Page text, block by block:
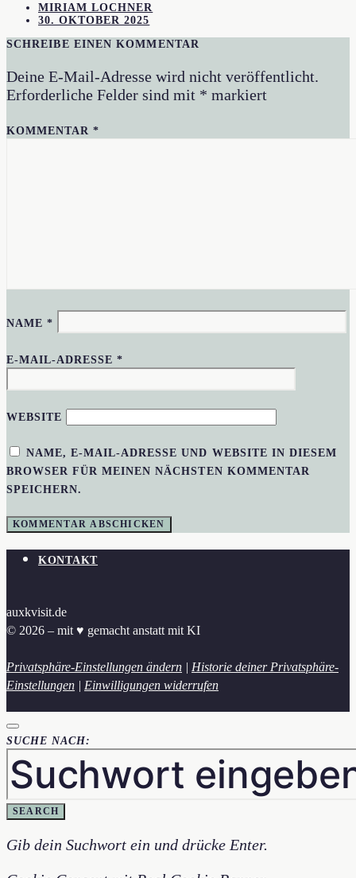
MIRIAM LOCHNER
30. OKTOBER 2025
SCHREIBE EINEN KOMMENTAR
Deine E-Mail-Adresse wird nicht veröffentlicht.
Erforderliche Felder sind mit * markiert
KOMMENTAR*
NAME*
E-MAIL-ADRESSE*
WEBSITE
NAME, E-MAIL-ADRESSE UND WEBSITE IN DIESEM
BROWSER FÜR MEINEN NÄCHSTEN KOMMENTAR
SPEICHERN.
KONTAKT
auxkvisit.de
© 2026 – mit ♥︎ gemacht anstatt mit KI
Privatsphäre-Einstellungen ändern | Historie deiner Privatsphäre-
Einstellungen | Einwilligungen widerrufen
SUCHE NACH:
SEARCH
Gib dein Suchwort ein und drücke Enter.